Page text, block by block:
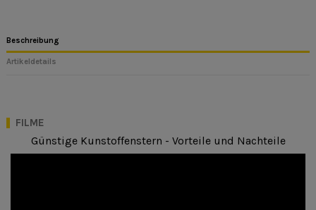
Beschreibung
Artikeldetails
FILME
Günstige Kunstoffenstern - Vorteile und Nachteile